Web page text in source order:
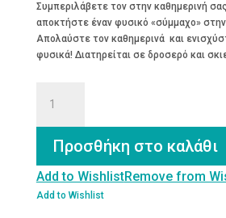
Συμπεριλάβετε τον στην καθημερινή
αποκτήστε έναν φυσικό «σύμμαχο» στην
Απολαύστε τον καθημερινά και
φυσικά! Διατηρείται σε δροσερό και
Αχλάδι
ποσότητα
Προσθήκη στο καλάθι
Add to WishlistRemove from
Add to Wishlist